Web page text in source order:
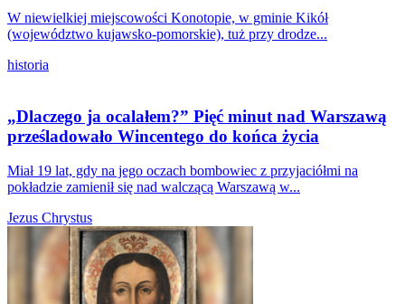
W niewielkiej miejscowości Konotopie, w gminie Kikół
(województwo kujawsko-pomorskie), tuż przy drodze...
historia
„Dlaczego ja ocalałem?” Pięć minut nad Warszawą
prześladowało Wincentego do końca życia
Miał 19 lat, gdy na jego oczach bombowiec z przyjaciółmi na
pokładzie zamienił się nad walczącą Warszawą w...
Jezus Chrystus